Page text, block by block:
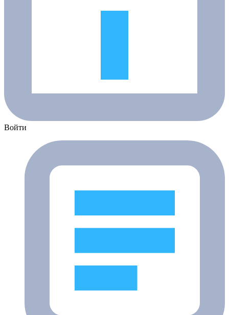
Войти